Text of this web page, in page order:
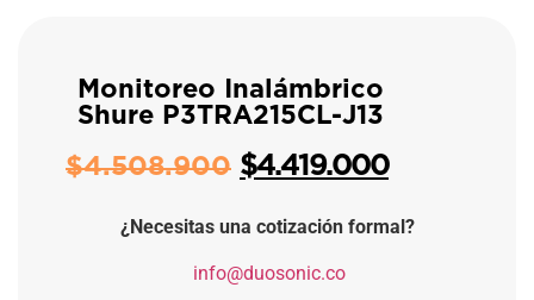
Monitoreo Inalámbrico
Shure P3TRA215CL-J13
$4.508.900 $4.419.000
¿Necesitas una cotización formal?
info@duosonic.co